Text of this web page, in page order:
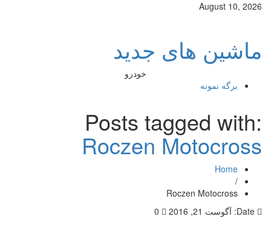
August 10, 2026
ماشین های جدید
خودرو
برگه نمونه
Posts tagged with:
Roczen Motocross
Home
/
Roczen Motocross
Date: آگوست 21, 2016 0